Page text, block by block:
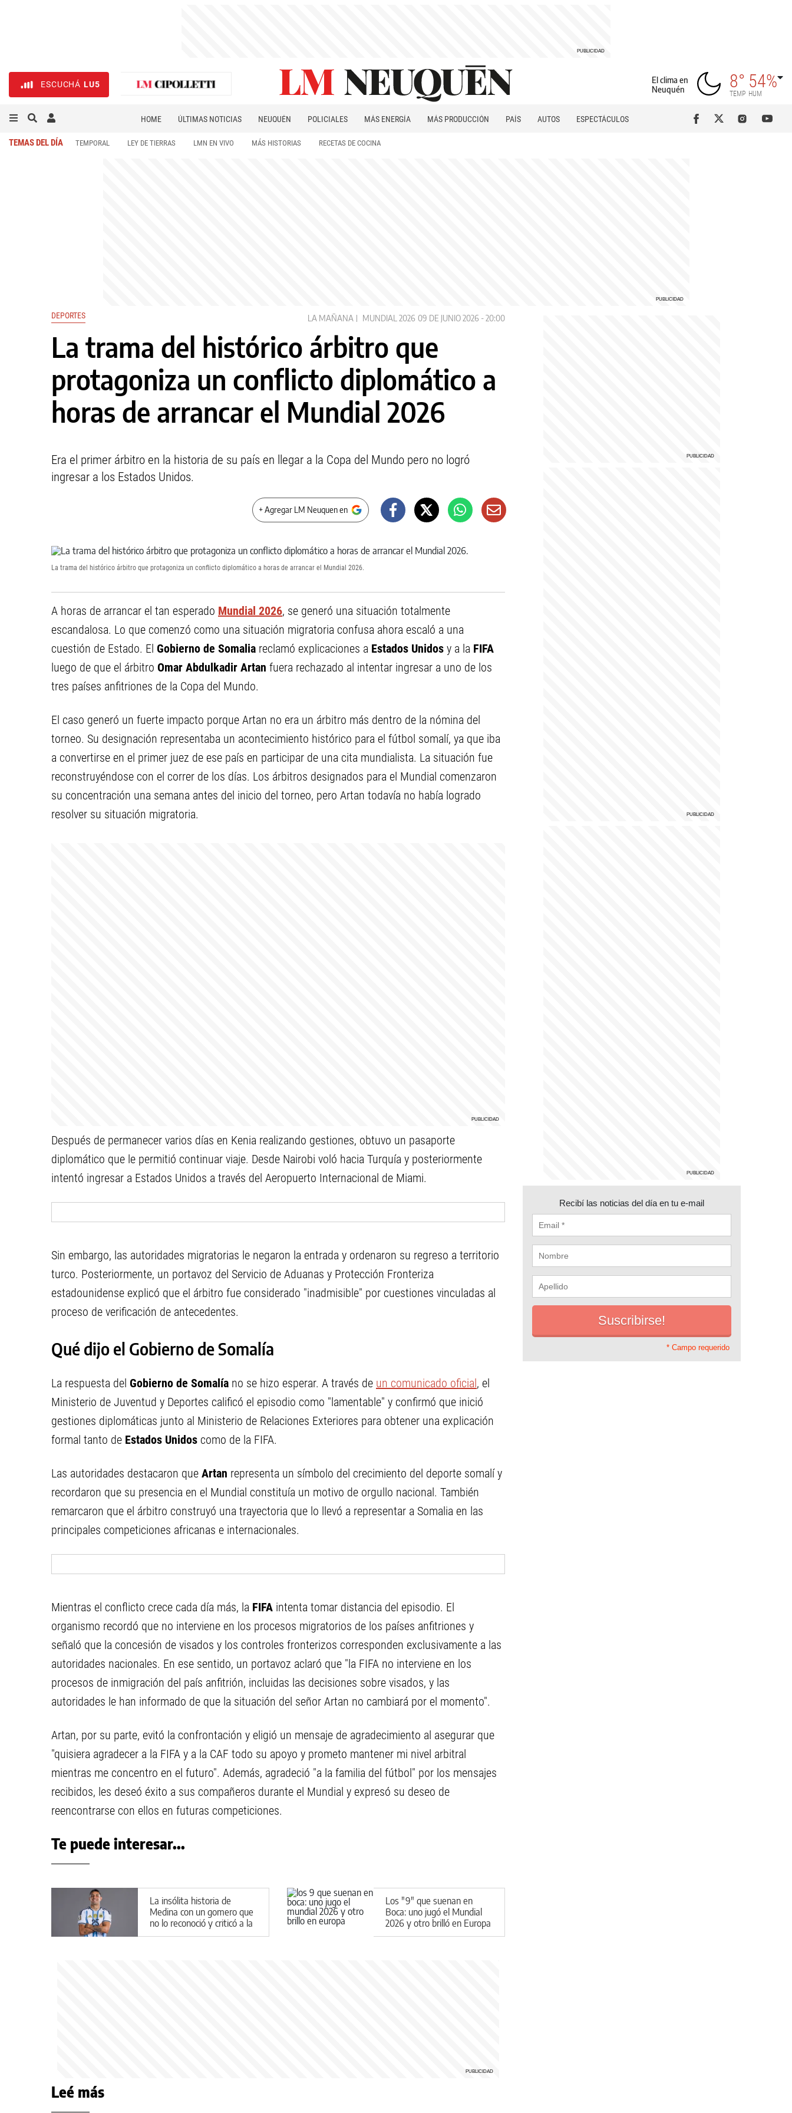
ESCUCHÁ LU5
El clima en
Neuquén
8°
TEMP
54%
HUM
HOME ÚLTIMAS NOTICIAS NEUQUÉN POLICIALES MÁS ENERGÍA MÁS PRODUCCIÓN PAÍS AUTOS
ESPECTÁCULOS
TEMAS DEL DÍA TEMPORAL LEY DE TIERRAS LMN EN VIVO MÁS HISTORIAS RECETAS DE COCINA
DEPORTES LA MAÑANA MUNDIAL 2026 09 DE JUNIO 2026 - 20:00
La trama del histórico árbitro que
protagoniza un conflicto diplomático a
horas de arrancar el Mundial 2026
Era el primer árbitro en la historia de su país en llegar a la Copa del Mundo pero no logró
ingresar a los Estados Unidos.
+ Agregar LM Neuquen en
La trama del histórico árbitro que protagoniza un conflicto diplomático a horas de arrancar el Mundial 2026.
A horas de arrancar el tan esperado Mundial 2026, se generó una situación totalmente
escandalosa. Lo que comenzó como una situación migratoria confusa ahora escaló a una
cuestión de Estado. El Gobierno de Somalia reclamó explicaciones a Estados Unidos y a la FIFA
luego de que el árbitro Omar Abdulkadir Artan fuera rechazado al intentar ingresar a uno de los
tres países anfitriones de la Copa del Mundo.
El caso generó un fuerte impacto porque Artan no era un árbitro más dentro de la nómina del
torneo. Su designación representaba un acontecimiento histórico para el fútbol somalí, ya que iba
a convertirse en el primer juez de ese país en participar de una cita mundialista. La situación fue
reconstruyéndose con el correr de los días. Los árbitros designados para el Mundial comenzaron
su concentración una semana antes del inicio del torneo, pero Artan todavía no había logrado
resolver su situación migratoria.
Después de permanecer varios días en Kenia realizando gestiones, obtuvo un pasaporte
diplomático que le permitió continuar viaje. Desde Nairobi voló hacia Turquía y posteriormente
intentó ingresar a Estados Unidos a través del Aeropuerto Internacional de Miami.
Sin embargo, las autoridades migratorias le negaron la entrada y ordenaron su regreso a territorio
turco. Posteriormente, un portavoz del Servicio de Aduanas y Protección Fronteriza
estadounidense explicó que el árbitro fue considerado "inadmisible" por cuestiones vinculadas al
proceso de verificación de antecedentes.
Qué dijo el Gobierno de Somalía
La respuesta del Gobierno de Somalía no se hizo esperar. A través de un comunicado oficial, el
Ministerio de Juventud y Deportes calificó el episodio como "lamentable" y confirmó que inició
gestiones diplomáticas junto al Ministerio de Relaciones Exteriores para obtener una explicación
formal tanto de Estados Unidos como de la FIFA.
Las autoridades destacaron que Artan representa un símbolo del crecimiento del deporte somalí y
recordaron que su presencia en el Mundial constituía un motivo de orgullo nacional. También
remarcaron que el árbitro construyó una trayectoria que lo llevó a representar a Somalia en las
principales competiciones africanas e internacionales.
Mientras el conflicto crece cada día más, la FIFA intenta tomar distancia del episodio. El
organismo recordó que no interviene en los procesos migratorios de los países anfitriones y
señaló que la concesión de visados y los controles fronterizos corresponden exclusivamente a las
autoridades nacionales. En ese sentido, un portavoz aclaró que "la FIFA no interviene en los
procesos de inmigración del país anfitrión, incluidas las decisiones sobre visados, y las
autoridades le han informado de que la situación del señor Artan no cambiará por el momento".
Artan, por su parte, evitó la confrontación y eligió un mensaje de agradecimiento al asegurar que
"quisiera agradecer a la FIFA y a la CAF todo su apoyo y prometo mantener mi nivel arbitral
mientras me concentro en el futuro". Además, agradeció "a la familia del fútbol" por los mensajes
recibidos, les deseó éxito a sus compañeros durante el Mundial y expresó su deseo de
reencontrarse con ellos en futuras competiciones.
Te puede interesar...
La insólita historia de
Medina con un gomero que
no lo reconoció y criticó a la
Selección Argentina
Los "9" que suenan en
Boca: uno jugó el Mundial
2026 y otro brilló en Europa
Recibí las noticias del día en tu e-mail
* Campo requerido
Leé más